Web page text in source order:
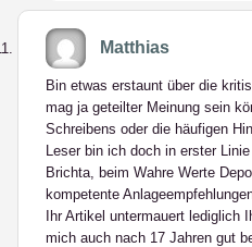
Matthias
Bin etwas erstaunt über die
mag ja geteilter Meinung sein
Schreibens oder die häufigen
Leser bin ich doch in erster
Brichta, beim Wahre Werte
kompetente
Ihr Artikel untermauert lediglich
mich auch nach 17 Jahren gut